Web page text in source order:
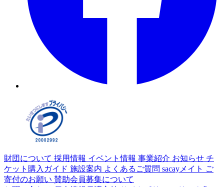
財団について 採用情報 イベント情報 事業紹介 お知らせ チ
ケット購入ガイド 施設案内 よくあるご質問 sacayメイト ご
寄付のお願い 賛助会員募集について